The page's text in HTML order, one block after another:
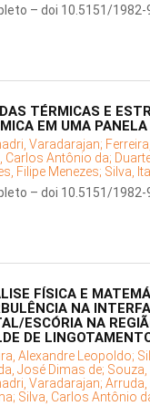
– doi 10.5151/1982-
TÉRMICAS E
EM UMA
Varadarajan;
Carlos Antônio da;
Filipe Menezes; Silva,
– doi 10.5151/1982-
FÍSICA E
NA
ESCÓRIA NA
DE
Alexandre Leopoldo;
José Dimas de; Souza,
Varadarajan;
Silva, Carlos Antônio